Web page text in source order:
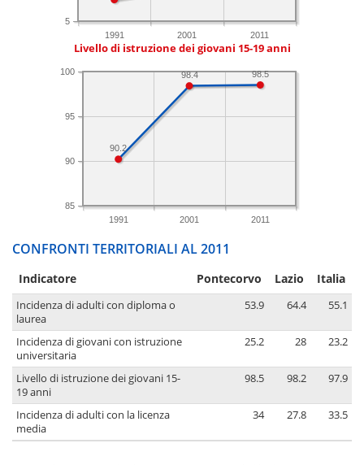
1991 2001 2011
5
Livello di istruzione dei giovani 15-19 anni
1991 2001 2011
85
90
95
100 98.5
98.4
90.2
CONFRONTI TERRITORIALI AL 2011
Indicatore Pontecorvo Lazio Italia
Incidenza di adulti con diploma o
laurea
53.9 64.4 55.1
Incidenza di giovani con istruzione
universitaria
25.2 28 23.2
Livello di istruzione dei giovani 15-
19 anni
98.5 98.2 97.9
Incidenza di adulti con la licenza
media
34 27.8 33.5